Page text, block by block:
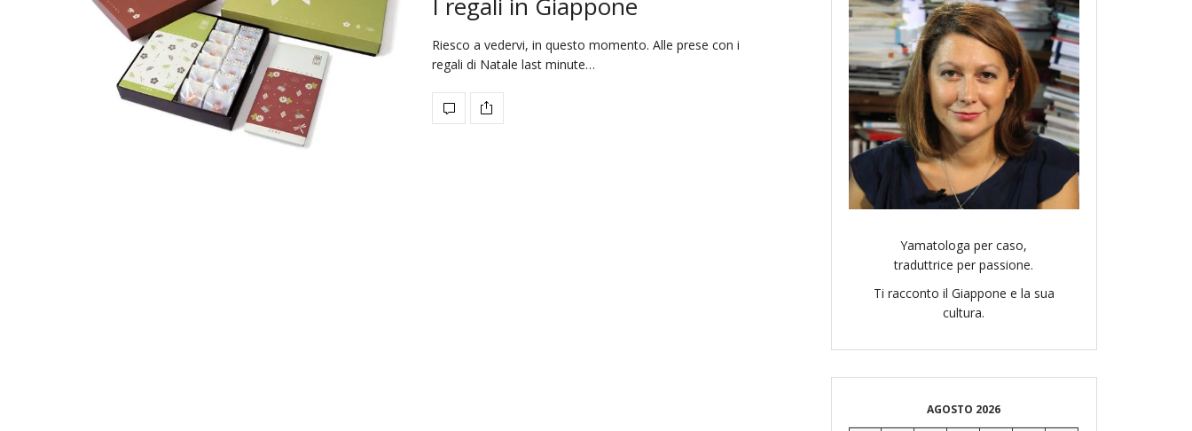
Riesco a vedervi, in questo momento. Alle prese con i
regali di Natale last minute…
Yamatologa per caso,
traduttrice per passione.
Ti racconto il Giappone e la sua
cultura.
AGOSTO 2026